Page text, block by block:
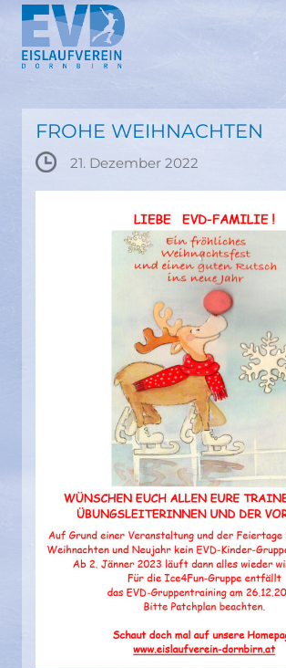
Springe
zum
Inhalt
FROHE WEIHNACHTEN
21. Dezember 2022